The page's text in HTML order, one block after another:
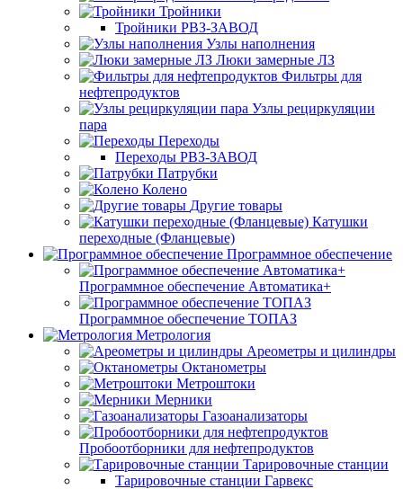
Тройники
Тройники РВЗ-ЗАВОД
Узлы наполнения
Люки замерные ЛЗ
Фильтры для
нефтепродуктов
Узлы рециркуляции
пара
Переходы
Переходы РВЗ-ЗАВОД
Патрубки
Колено
Другие товары
Катушки
переходные (Фланцевые)
Программное обеспечение
Программное обеспечение Автоматика+
Программное обеспечение ТОПАЗ
Метрология
Ареометры и цилиндры
Октанометры
Метроштоки
Мерники
Газоанализаторы
Пробоотборники для нефтепродуктов
Тарировочные станции
Тарировочные станции Гарвекс